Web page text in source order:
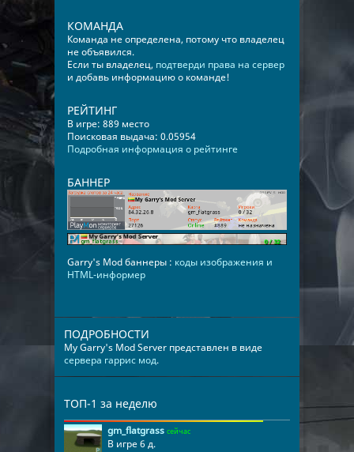
КОМАНДА
Команда не определена, потому что владелец
не объявился.
Если ты владелец, подтверди права на сервер
и добавь информацию о команде!
РЕЙТИНГ
В игре: 889 место
Поисковая выдача: 0.05954
Подробная информация о рейтинге
БАННЕР
Garry's Mod баннеры : коды изображения и
HTML-информер
ПОДРОБНОСТИ
My Garry's Mod Server представлен в виде
сервера гаррис мод.
ТОП-1 за неделю
gm_flatgrass сейчас
В игре 6 д.